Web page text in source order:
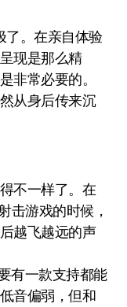
。在亲自体验
现是那么精
非常必要的。
从身后传来沉
不一样了。在
击游戏的时候，
越飞越远的声
有一款支持都能
音偏弱，但和